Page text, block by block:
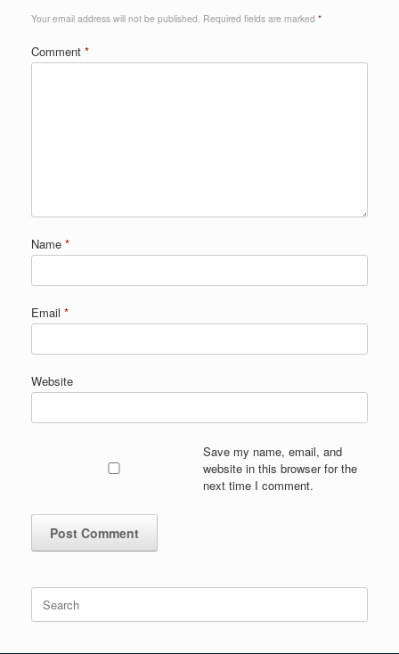
Your email address will not be published. Required fields are marked *
Comment *
Name *
Email *
Website
Save my name, email, and
website in this browser for the
next time I comment.
Search
for: